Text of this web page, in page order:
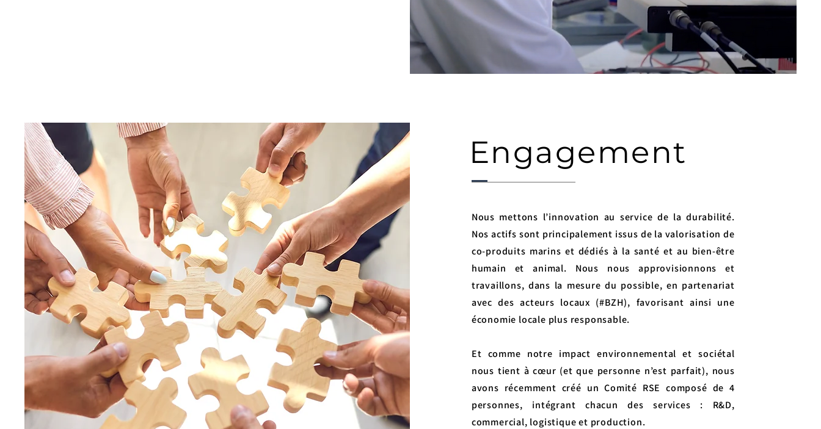
Engagement
Nous mettons l’innovation au service de la durabilité.
Nos actifs sont principalement issus de la valorisation de
co-produits marins et dédiés à la santé et au bien-être
humain et animal. Nous nous approvisionnons et
travaillons, dans la mesure du possible, en partenariat
avec des acteurs locaux (#BZH), favorisant ainsi une
économie locale plus responsable.
Et comme notre impact environnemental et sociétal
nous tient à cœur (et que personne n’est parfait), nous
avons récemment créé un Comité RSE composé de 4
personnes, intégrant chacun des services : R&D,
commercial, logistique et production.